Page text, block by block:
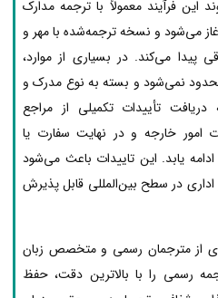
این فرآیند معمولاً با ترجمه مدارک
می‌شود و نسخه ترجمه‌شده با مهر و
پیدا می‌کند. در بسیاری از موارد،
نمی‌شود و بسته به نوع مدرک و
دریافت تأییدات تکمیلی از مراجع
امور خارجه و در نهایت سفارت یا
یابد. این تاییدات باعث می‌شود
در سطح بین‌المللی قابل پذیرش
از مترجمان رسمی و متخصص زبان
رسمی را با بالاترین دقت، حفظ